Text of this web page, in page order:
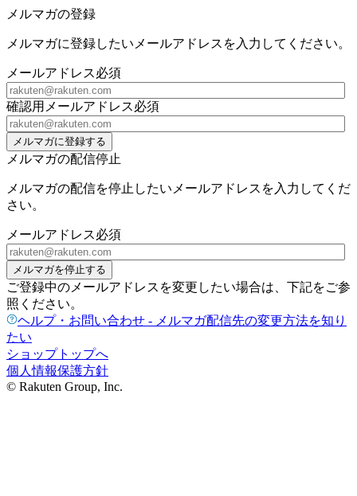
メルマガの登録
メルマガに登録したいメールアドレスを入力してください。
メールアドレス必須
確認用メールアドレス必須
メルマガに登録する
メルマガの配信停止
メルマガの配信を停止したいメールアドレスを入力してくだ
さい。
メールアドレス必須
メルマガを停止する
ご登録中のメールアドレスを変更したい場合は、下記をご参
照ください。
ヘルプ・お問い合わせ - メルマガ配信先の変更方法を知り
たい
ショップトップへ
個人情報保護方針
© Rakuten Group, Inc.